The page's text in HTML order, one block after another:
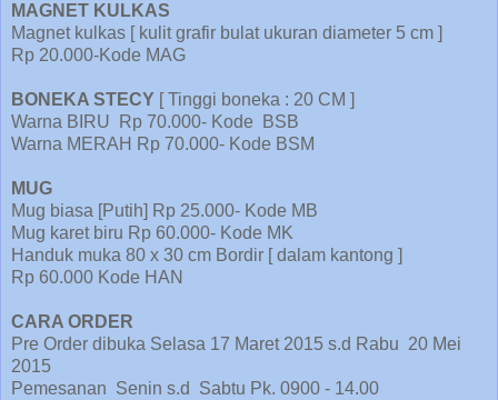
MAGNET KULKAS
Magnet kulkas [ kulit grafir bulat ukuran diameter 5 cm ]
Rp 20.000-Kode MAG
BONEKA STECY [ Tinggi boneka : 20 CM ]
Warna BIRU
Rp 70.000- Kode
BSB
Warna MERAH Rp 70.000- Kode BSM
MUG
Mug biasa [Putih] Rp 25.000- Kode MB
Mug karet biru Rp 60.000- Kode MK
Handuk muka 80 x 30 cm Bordir [ dalam kantong ]
Rp 60.000 Kode HAN
CARA ORDER
Pre Order dibuka Selasa 17 Maret 2015 s.d Rabu 20 Mei
2015
Pemesanan Senin s.d
Sabtu Pk. 0900 - 14.00